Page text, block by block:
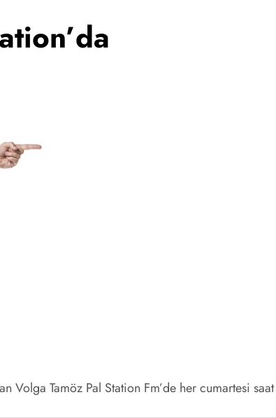
Volga Tamöz Pal Station Fm’de her cumartesi